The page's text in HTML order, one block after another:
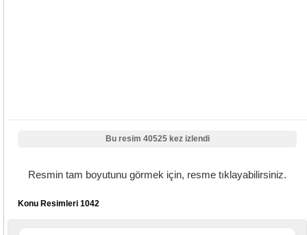
Bu resim 40525 kez izlendi
Resmin tam boyutunu görmek için, resme tıklayabilirsiniz.
Konu Resimleri 1042